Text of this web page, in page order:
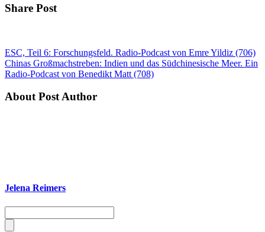
Share Post
ESC, Teil 6: Forschungsfeld. Radio-Podcast von Emre Yildiz (706)
Chinas Großmachstreben: Indien und das Südchinesische Meer. Ein
Radio-Podcast von Benedikt Matt (708)
About Post Author
Jelena Reimers